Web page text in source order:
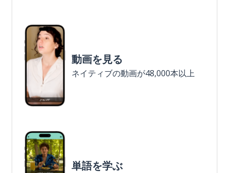
動画を見る
ネイティブの動画が48,000本以上
単語を学ぶ